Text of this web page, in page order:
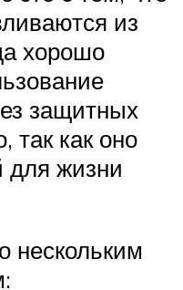
из
хорошо
защитных
так как оно
для жизни
нескольким